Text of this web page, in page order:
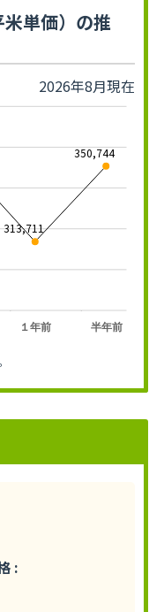
単価）の推
2026年8月現在
１年前 半年前
313,711
350,744
: